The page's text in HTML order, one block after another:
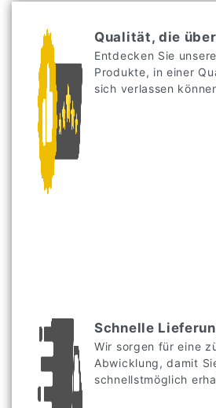
Qualität, die
Entdecken Sie
Produkte, in einer
sich verlassen
Schnelle
Wir sorgen für eine
Abwicklung, damit
schnellstmöglich